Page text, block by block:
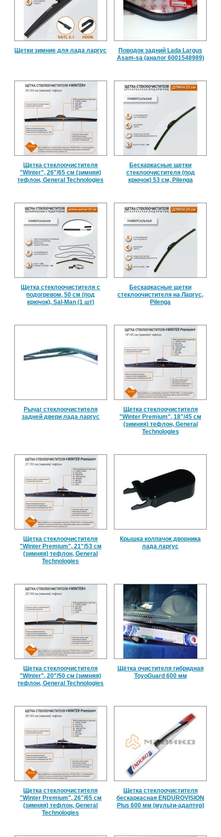
Щетки зимние для лада ларгус
Поводок задний Lada Largus
Asam-sa (аналог 6001548989)
Щетка стеклоочистителя
"Winter", 26"/65 см (зимняя)
тефлон, General Technologies
Бескаркасные щетки
стеклоочистителя (под
крючок) 53 см, Pilenga
Щетка стеклоочистителя с
подогревом, 50 см (под
крючок), Sal-Man (1 шт)
Бескаркасные щетки
стеклоочистителя на Ларгус,
Pilenga
Рычаг стеклоочистителя
задней двери лада ларгус
Щетка стеклоочистителя
"Winter Premium", 18"/45 см
(зимняя) тефлон, General
Technologies
Щетка стеклоочистителя
"Winter Premium", 21"/53 см
(зимняя) тефлон, General
Technologies
Крышка колпачок дворника
лада ларгус
Щетка стеклоочистителя
"Winter", 20"/50 см (зимняя)
тефлон, General Technologies
Щётка очистителя гибридная
ToyoGuard 600 мм
Щетка стеклоочистителя
"Winter Premium", 26"/65 см
(зимняя) тефлон, General
Technologies
Щетка стеклоочистителя
бескаркасная ENDUROVISION
Plus 600 мм (мульти-адаптер)